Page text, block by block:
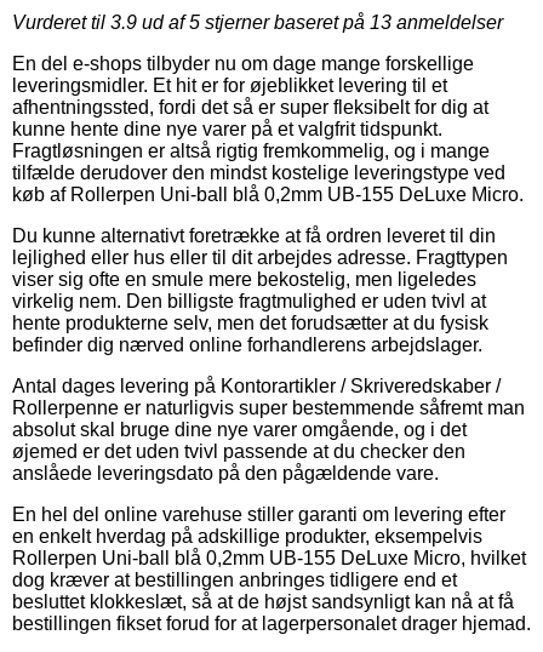
Vurderet til 3.9 ud af 5 stjerner baseret på 13 anmeldelser
En del e-shops tilbyder nu om dage mange forskellige
leveringsmidler. Et hit er for øjeblikket levering til et
afhentningssted, fordi det så er super fleksibelt for dig at
kunne hente dine nye varer på et valgfrit tidspunkt.
Fragtløsningen er altså rigtig fremkommelig, og i mange
tilfælde derudover den mindst kostelige leveringstype ved
køb af Rollerpen Uni-ball blå 0,2mm UB-155 DeLuxe Micro.
Du kunne alternativt foretrække at få ordren leveret til din
lejlighed eller hus eller til dit arbejdes adresse. Fragttypen
viser sig ofte en smule mere bekostelig, men ligeledes
virkelig nem. Den billigste fragtmulighed er uden tvivl at
hente produkterne selv, men det forudsætter at du fysisk
befinder dig nærved online forhandlerens arbejdslager.
Antal dages levering på Kontorartikler / Skriveredskaber /
Rollerpenne er naturligvis super bestemmende såfremt man
absolut skal bruge dine nye varer omgående, og i det
øjemed er det uden tvivl passende at du checker den
anslåede leveringsdato på den pågældende vare.
En hel del online varehuse stiller garanti om levering efter
en enkelt hverdag på adskillige produkter, eksempelvis
Rollerpen Uni-ball blå 0,2mm UB-155 DeLuxe Micro, hvilket
dog kræver at bestillingen anbringes tidligere end et
besluttet klokkeslæt, så at de højst sandsynligt kan nå at få
bestillingen fikset forud for at lagerpersonalet drager hjemad.